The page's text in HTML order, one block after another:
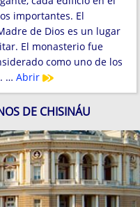
importantes. El
de Dios es un lugar
El monasterio fue
como uno de los
… Abrir
DE CHISINÁU